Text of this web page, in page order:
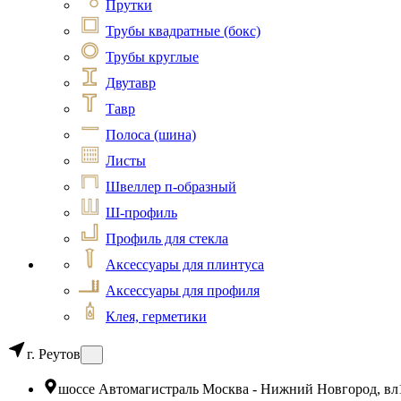
Прутки
Трубы квадратные (бокс)
Трубы круглые
Двутавр
Тавр
Полоса (шина)
Листы
Швеллер п-образный
Ш-профиль
Профиль для стекла
Аксессуары для плинтуса
Аксессуары для профиля
Клея, герметики
г. Реутов
шоссе Автомагистраль Москва - Нижний Новгород,